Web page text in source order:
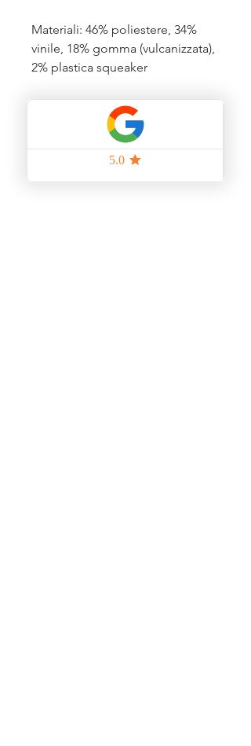
Materiali: 46% poliestere, 34%
vinile, 18% gomma (vulcanizzata),
2% plastica squeaker
Prodotti correlati